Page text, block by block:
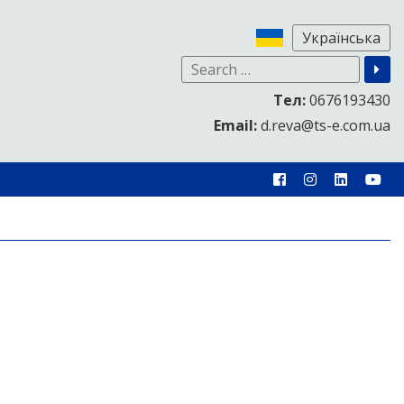
Тел:0676193430
Email:d.reva@ts-e.com.ua